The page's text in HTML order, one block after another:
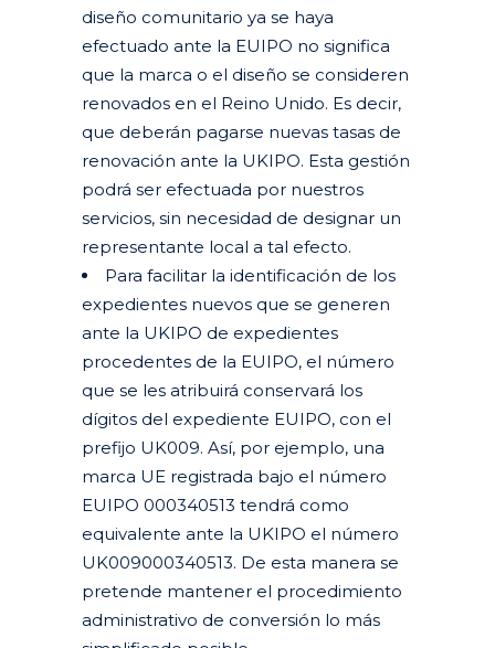
diseño comunitario ya se haya
efectuado ante la EUIPO no significa
que la marca o el diseño se consideren
renovados en el Reino Unido. Es decir,
que deberán pagarse nuevas tasas de
renovación ante la UKIPO. Esta gestión
podrá ser efectuada por nuestros
servicios, sin necesidad de designar un
representante local a tal efecto.
Para facilitar la identificación de los
expedientes nuevos que se generen
ante la UKIPO de expedientes
procedentes de la EUIPO, el número
que se les atribuirá conservará los
dígitos del expediente EUIPO, con el
prefijo UK009. Así, por ejemplo, una
marca UE registrada bajo el número
EUIPO 000340513 tendrá como
equivalente ante la UKIPO el número
UK009000340513. De esta manera se
pretende mantener el procedimiento
administrativo de conversión lo más